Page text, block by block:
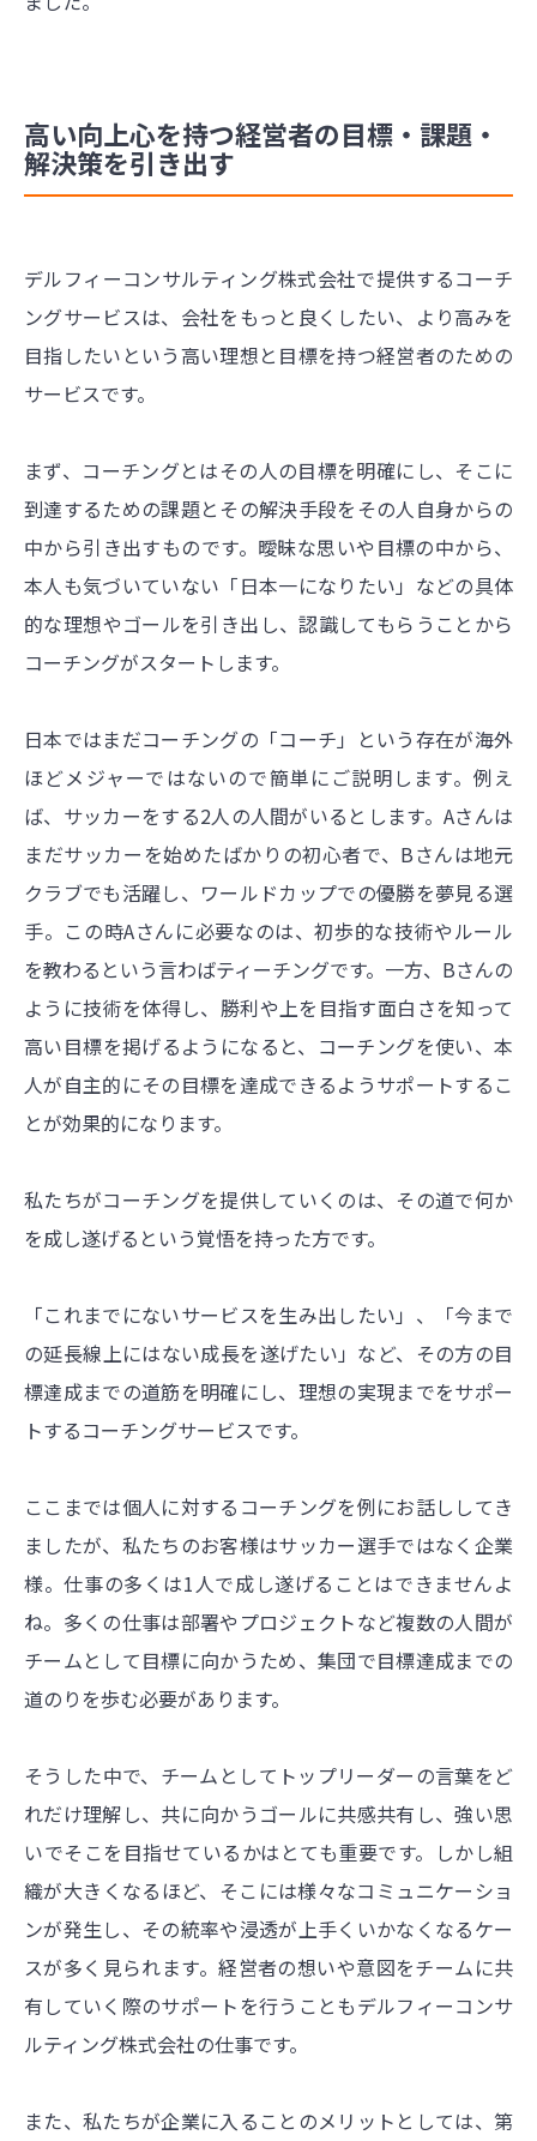
高い向上心を持つ経営者の目標・課題・
解決策を引き出す
デルフィーコンサルティング株式会社で提供するコーチ
ングサービスは、会社をもっと良くしたい、より高みを
目指したいという高い理想と目標を持つ経営者のための
サービスです。
まず、コーチングとはその人の目標を明確にし、そこに
到達するための課題とその解決手段をその人自身からの
中から引き出すものです。曖昧な思いや目標の中から、
本人も気づいていない「日本一になりたい」などの具体
的な理想やゴールを引き出し、認識してもらうことから
コーチングがスタートします。
日本ではまだコーチングの「コーチ」という存在が海外
ほどメジャーではないので簡単にご説明します。例え
ば、サッカーをする2人の人間がいるとします。Aさんは
まだサッカーを始めたばかりの初心者で、Bさんは地元
クラブでも活躍し、ワールドカップでの優勝を夢見る選
手。この時Aさんに必要なのは、初歩的な技術やルール
を教わるという言わばティーチングです。一方、Bさんの
ように技術を体得し、勝利や上を目指す面白さを知って
高い目標を掲げるようになると、コーチングを使い、本
人が自主的にその目標を達成できるようサポートするこ
とが効果的になります。
私たちがコーチングを提供していくのは、その道で何か
を成し遂げるという覚悟を持った方です。
「これまでにないサービスを生み出したい」、「今まで
の延長線上にはない成長を遂げたい」など、その方の目
標達成までの道筋を明確にし、理想の実現までをサポー
トするコーチングサービスです。
ここまでは個人に対するコーチングを例にお話ししてき
ましたが、私たちのお客様はサッカー選手ではなく企業
様。仕事の多くは1人で成し遂げることはできませんよ
ね。多くの仕事は部署やプロジェクトなど複数の人間が
チームとして目標に向かうため、集団で目標達成までの
道のりを歩む必要があります。
そうした中で、チームとしてトップリーダーの言葉をど
れだけ理解し、共に向かうゴールに共感共有し、強い思
いでそこを目指せているかはとても重要です。しかし組
織が大きくなるほど、そこには様々なコミュニケーショ
ンが発生し、その統率や浸透が上手くいかなくなるケー
スが多く見られます。経営者の想いや意図をチームに共
有していく際のサポートを行うこともデルフィーコンサ
ルティング株式会社の仕事です。
また、私たちが企業に入ることのメリットとしては、第